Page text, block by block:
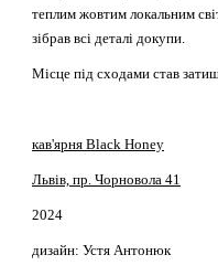
теплим жовтим локальним
зібрав всі деталі докупи.
Місце під сходами став
кав'ярня Black Honey
Львів, пр. Чорновола 41
2024
дизайн: Устя Антонюк